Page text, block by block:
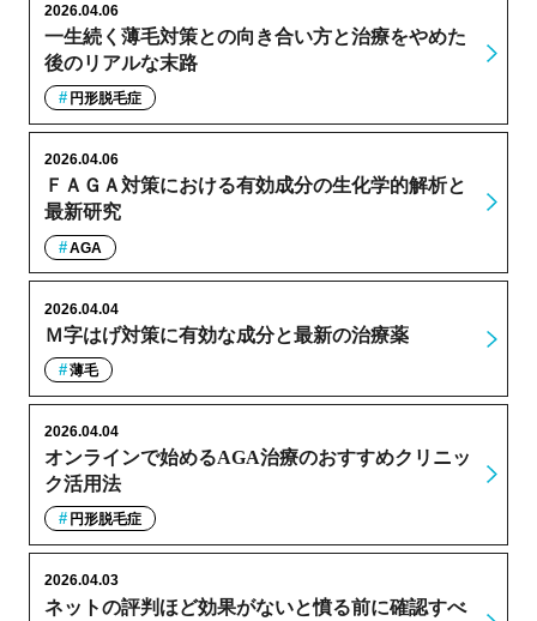
一生続く薄毛対策との向き合い方と治療をやめた
後のリアルな末路
2026.04.06
円形脱毛症
ＦＡＧＡ対策における有効成分の生化学的解析と
最新研究
2026.04.06
AGA
Ｍ字はげ対策に有効な成分と最新の治療薬
2026.04.04
薄毛
オンラインで始めるAGA治療のおすすめクリニッ
ク活用法
2026.04.04
円形脱毛症
ネットの評判ほど効果がないと憤る前に確認すべ
2026.04.03